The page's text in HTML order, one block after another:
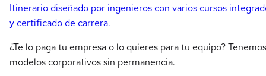
Itinerario diseñado por ingenieros con varios cursos
y certificado de carrera.
¿Te lo paga tu empresa o lo quieres para tu equipo? Tenemos
modelos corporativos sin permanencia.